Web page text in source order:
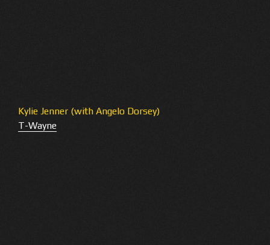
Kylie Jenner (with Angelo Dorsey)
T-Wayne